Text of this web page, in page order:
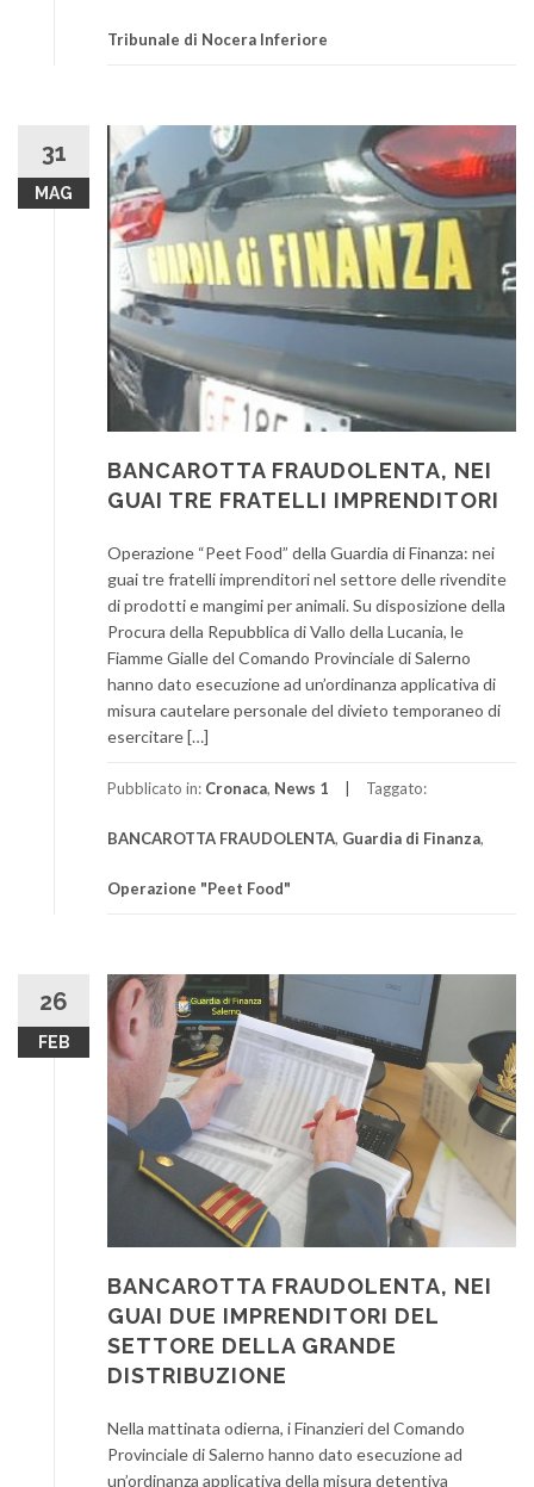
Tribunale di Nocera Inferiore
31
MAG
BANCAROTTA FRAUDOLENTA, NEI
GUAI TRE FRATELLI IMPRENDITORI
Operazione “Peet Food” della Guardia di Finanza: nei
guai tre fratelli imprenditori nel settore delle rivendite
di prodotti e mangimi per animali. Su disposizione della
Procura della Repubblica di Vallo della Lucania, le
Fiamme Gialle del Comando Provinciale di Salerno
hanno dato esecuzione ad un’ordinanza applicativa di
misura cautelare personale del divieto temporaneo di
esercitare […]
Pubblicato in: Cronaca, News 1 Taggato:
BANCAROTTA FRAUDOLENTA, Guardia di Finanza,
Operazione "Peet Food"
26
FEB
BANCAROTTA FRAUDOLENTA, NEI
GUAI DUE IMPRENDITORI DEL
SETTORE DELLA GRANDE
DISTRIBUZIONE
Nella mattinata odierna, i Finanzieri del Comando
Provinciale di Salerno hanno dato esecuzione ad
un’ordinanza applicativa della misura detentiva